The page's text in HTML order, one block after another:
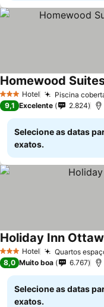
3 EstrelasHotel Piscina
Homewood
9,1 Excelente 2.824
Selecione as datas
exatos.
3 EstrelasHotel Quartos
Holiday Inn
8,0 Muito boa 6.767
Selecione as datas
exatos.